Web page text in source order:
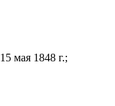
мая 1848 г.;